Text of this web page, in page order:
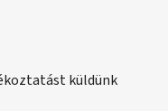
küldünk